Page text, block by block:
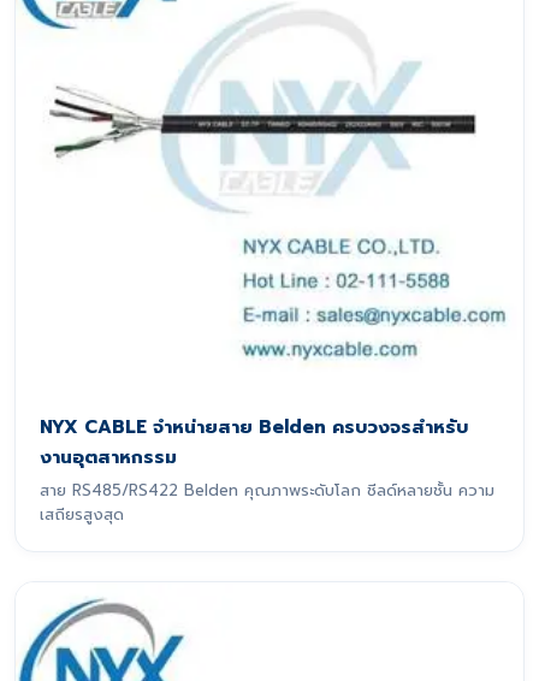
NYX CABLE จำหน่ายสาย Belden ครบวงจรสำหรับ
งานอุตสาหกรรม
สาย RS485/RS422 Belden คุณภาพระดับโลก ชีลด์หลายชั้น ความ
เสถียรสูงสุด